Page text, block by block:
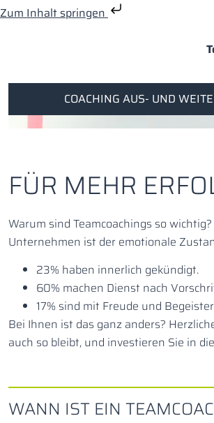
Zum Inhalt springen
COACHING AUS- UND
FÜR MEHR
Warum sind Teamcoachings so
Unternehmen ist der emotionale
23% haben innerlich gekündigt.
60% machen Dienst nach
17% sind mit Freude und
Bei Ihnen ist das ganz anders?
auch so bleibt, und investieren Sie in
WANN IST EIN